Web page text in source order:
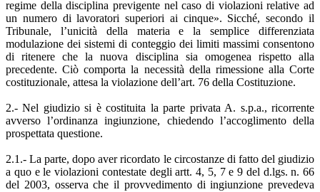
regime della disciplina previgente nel caso di violazioni relative ad
un numero di lavoratori superiori ai cinque». Sicché, secondo il
Tribunale, l’unicità della materia e la semplice differenziata
modulazione dei sistemi di conteggio dei limiti massimi consentono
di ritenere che la nuova disciplina sia omogenea rispetto alla
precedente. Ciò comporta la necessità della rimessione alla Corte
costituzionale, attesa la violazione dell’art. 76 della Costituzione.
2.- Nel giudizio si è costituita la parte privata A. s.p.a., ricorrente
avverso l’ordinanza ingiunzione, chiedendo l’accoglimento della
prospettata questione.
2.1.- La parte, dopo aver ricordato le circostanze di fatto del giudizio
a quo e le violazioni contestate degli artt. 4, 5, 7 e 9 del d.lgs. n. 66
del 2003, osserva che il provvedimento di ingiunzione prevedeva